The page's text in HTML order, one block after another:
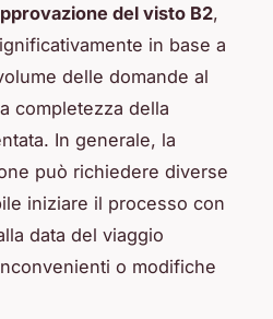
del visto B2,
in base a
delle domande al
completezza della
In generale, la
può richiedere diverse
iniziare il processo con
data del viaggio
o modifiche